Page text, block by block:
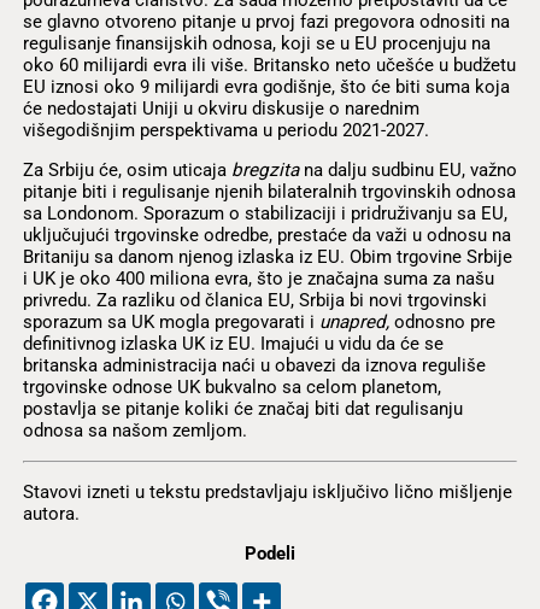
se glavno otvoreno pitanje u prvoj fazi pregovora odnositi na
regulisanje finansijskih odnosa, koji se u EU procenjuju na
oko 60 milijardi evra ili više. Britansko neto učešće u budžetu
EU iznosi oko 9 milijardi evra godišnje, što će biti suma koja
će nedostajati Uniji u okviru diskusije o narednim
višegodišnjim perspektivama u periodu 2021-2027.
Za Srbiju će, osim uticaja bregzitana dalju sudbinu EU, važno
pitanje biti i regulisanje njenih bilateralnih trgovinskih odnosa
sa Londonom. Sporazum o stabilizaciji i pridruživanju sa EU,
uključujući trgovinske odredbe, prestaće da važi u odnosu na
Britaniju sa danom njenog izlaska iz EU. Obim trgovine Srbije
i UK je oko 400 miliona evra, što je značajna suma za našu
privredu. Za razliku od članica EU, Srbija bi novi trgovinski
sporazum sa UK mogla pregovarati i unapred, odnosno pre
definitivnog izlaska UK iz EU. Imajući u vidu da će se
britanska administracija naći u obavezi da iznova reguliše
trgovinske odnose UK bukvalno sa celom planetom,
postavlja se pitanje koliki će značaj biti dat regulisanju
odnosa sa našom zemljom.
Stavovi izneti u tekstu predstavljaju isključivo lično mišljenje
autora.
Podeli